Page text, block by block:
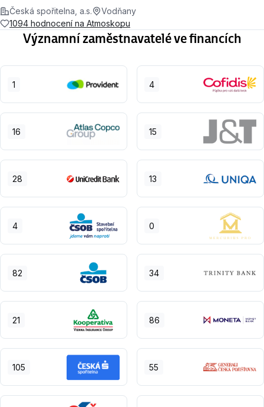
Česká spořitelna, a.s.
Vodňany
1094 hodnocení na Atmoskopu
Významní zaměstnavatelé ve financích
1 4
16 15
28 13
4 0
82 34
21 86
105 55